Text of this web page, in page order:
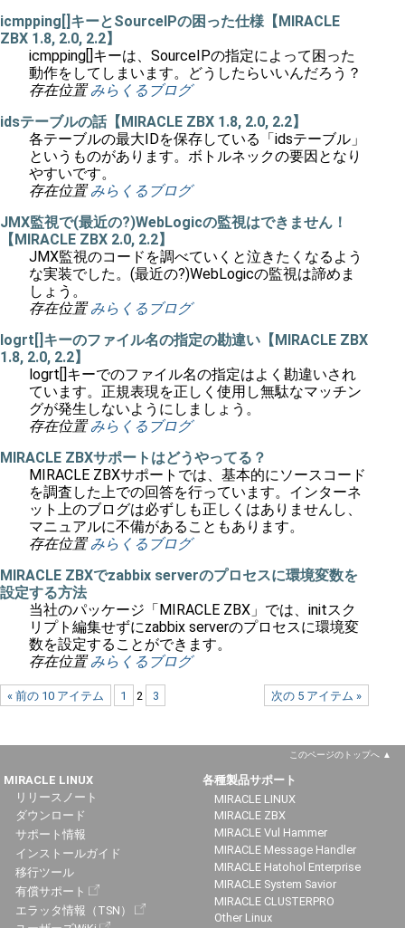
icmpping[]キーとSourceIPの困った仕様【MIRACLE
ZBX 1.8, 2.0, 2.2】
icmpping[]キーは、SourceIPの指定によって困った
動作をしてしまいます。どうしたらいいんだろう？
存在位置 みらくるブログ
idsテーブルの話【MIRACLE ZBX 1.8, 2.0, 2.2】
各テーブルの最大IDを保存している「idsテーブル」
というものがあります。ボトルネックの要因となり
やすいです。
存在位置 みらくるブログ
JMX監視で(最近の?)WebLogicの監視はできません！
【MIRACLE ZBX 2.0, 2.2】
JMX監視のコードを調べていくと泣きたくなるよう
な実装でした。(最近の?)WebLogicの監視は諦めま
しょう。
存在位置 みらくるブログ
logrt[]キーのファイル名の指定の勘違い【MIRACLE ZBX
1.8, 2.0, 2.2】
logrt[]キーでのファイル名の指定はよく勘違いされ
ています。正規表現を正しく使用し無駄なマッチン
グが発生しないようにしましょう。
存在位置 みらくるブログ
MIRACLE ZBXサポートはどうやってる？
MIRACLE ZBXサポートでは、基本的にソースコード
を調査した上での回答を行っています。インターネ
ット上のブログは必ずしも正しくはありませんし、
マニュアルに不備があることもあります。
存在位置 みらくるブログ
MIRACLE ZBXでzabbix serverのプロセスに環境変数を
設定する方法
当社のパッケージ「MIRACLE ZBX」では、initスク
リプト編集せずにzabbix serverのプロセスに環境変
数を設定することができます。
存在位置 みらくるブログ
« 前の 10 アイテム 次の 5 アイテム »
1 2 3
このページのトップへ
MIRACLE LINUX
リリースノート
ダウンロード
サポート情報
インストールガイド
移行ツール
有償サポート
エラッタ情報（TSN）
各種製品サポート
MIRACLE LINUX
MIRACLE ZBX
MIRACLE Vul Hammer
MIRACLE Message Handler
MIRACLE Hatohol Enterprise
MIRACLE System Savior
MIRACLE CLUSTERPRO
Other Linux